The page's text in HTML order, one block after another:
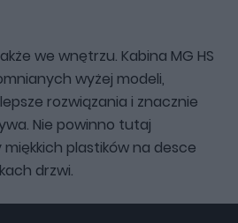
we wnętrzu. Kabina MG HS
wyżej modeli,
rozwiązania i znacznie
Nie powinno tutaj
plastików na desce
drzwi.